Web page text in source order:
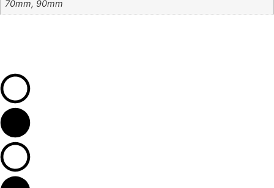
70mm, 90mm